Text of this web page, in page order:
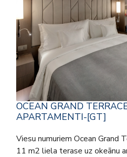
OCEAN GRAND
APARTAMENTI-[GT]
Viesu numuriem Ocean Grand
11 m2 liela terase uz okeānu